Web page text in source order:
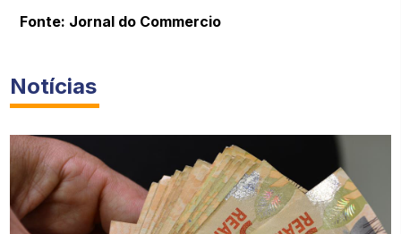
Fonte: Jornal do Commercio
Notícias